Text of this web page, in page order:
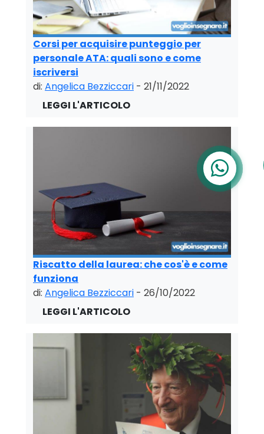
Corsi per acquisire punteggio per
personale ATA: quali sono e come
iscriversi
di: Angelica Bezziccari - 21/11/2022
Riscatto della laurea: che cos'è e come
funziona
di: Angelica Bezziccari - 26/10/2022